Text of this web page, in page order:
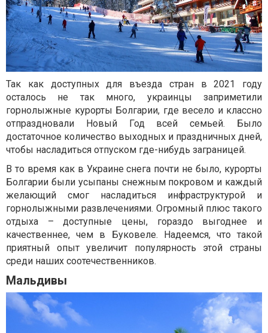
Так как доступных для въезда стран в 2021 году
осталось не так много, украинцы заприметили
горнолыжные курорты Болгарии, где весело и классно
отпраздновали Новый Год всей семьей. Было
достаточное количество выходных и праздничных дней,
чтобы насладиться отпуском где-нибудь заграницей.
В то время как в Украине снега почти не было, курорты
Болгарии были усыпаны снежным покровом и каждый
желающий смог насладиться инфраструктурой и
горнолыжными развлечениями. Огромный плюс такого
отдыха – доступные цены, гораздо выгоднее и
качественнее, чем в Буковеле. Надеемся, что такой
приятный опыт увеличит популярность этой страны
среди наших соотечественников.
Мальдивы